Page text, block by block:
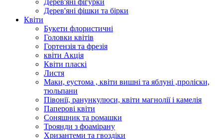
Дерев'яні фігурки
Дерев'яні фішки та бірки
Квіти
Букети флористичні
Головки квітів
Гортензія та фрезія
квіти Акція
Квіти пласкі
Листя
Маки, еустома , квіти вишні та яблуні ,проліски,
тюльпани
Півонії, ранункулюси, квіти магнолії і камелія
Паперові квіти
Соняшник та ромашки
Троянди з фоамірану
Хризантеми та гвоздіки